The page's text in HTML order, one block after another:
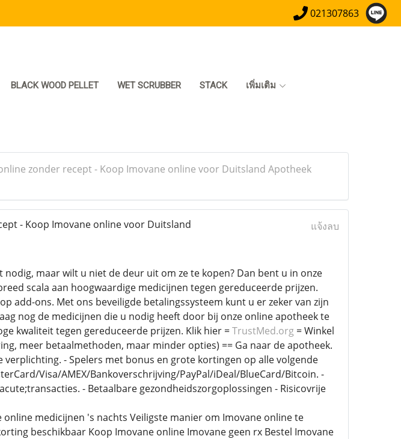
021307863
BLACK WOOD PELLET WET SCRUBBER STACK เพิ่มเติม
zonder recept - Koop Imovane online voor Duitsland Apotheek
- Koop Imovane online voor Duitsland
แจ้งลบ
maar wilt u niet de deur uit om ze te kopen? Dan bent u in onze
scala aan hoogwaardige medicijnen tegen gereduceerde prijzen.
add-ons. Met ons beveiligde betalingssysteem kunt u er zeker van zijn
nog de medicijnen die u nodig heeft door bij onze online apotheek te
kwaliteit tegen gereduceerde prijzen. Klik hier =TrustMed.org= Winkel
meer betaalmethoden, maar minder opties) == Ga naar de apotheek.
verplichting. - Spelers met bonus en grote kortingen op alle volgende
Visa/AMEX/Bankoverschrijving/PayPal/iDeal/BlueCard/Bitcoin. -
- Betaalbare gezondheidszorgoplossingen - Risicovrije
medicijnen 's nachts Veiligste manier om Imovane online te
beschikbaar Koop Imovane online Imovane geen rx Bestel Imovane